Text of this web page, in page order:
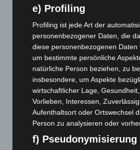
Gasleitung bei McDonald’s-Umbau in
5. August 2026
Anklage nach Abschaltung von
3. August 2026
Hannover: Polizei stoppt 166
Großkontrolle
2. August 2026
Hannover Klassik Open Air 2026:
2. August 2026
e) Profiling
Profiling ist jede Art der
personenbezogener Daten, die
diese personenbezogenen Daten
um bestimmte persönliche
natürliche Person beziehen, zu
insbesondere, um Aspekte
wirtschaftlicher Lage,
Vorlieben, Interessen,
Aufenthaltsort oder Ortswechsel
Person zu analysieren oder
f) Pseudonymisierung